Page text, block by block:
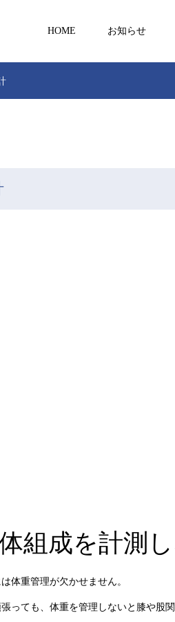
HOME お知らせ
組成を計測
体重管理が欠かせません。
っても、体重を管理しないと膝や股